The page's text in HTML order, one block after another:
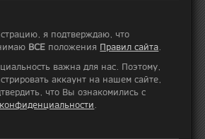
я подтверждаю, что
ВСЕ положения Правил сайта
важна для нас. Поэтому,
аккаунт на нашем сайте,
что Вы ознакомились с